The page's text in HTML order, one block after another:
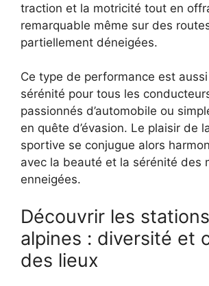
traction et la motricité tout en
remarquable même sur des
partiellement déneigées.
Ce type de performance est
sérénité pour tous les
passionnés d’automobile ou
en quête d’évasion. Le plaisir de
sportive se conjugue alors
avec la beauté et la sérénité des
enneigées.
Découvrir les
alpines : diversité et
des lieux